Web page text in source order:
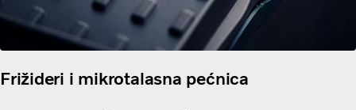
Frižideri i mikrotalasna pećnica